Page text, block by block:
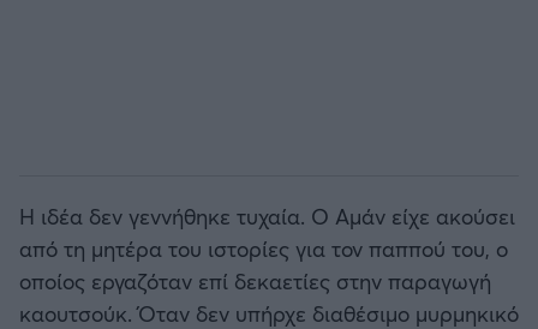
Η ιδέα δεν γεννήθηκε τυχαία. Ο Αμάν είχε ακούσει
από τη μητέρα του ιστορίες για τον παππού του, ο
οποίος εργαζόταν επί δεκαετίες στην παραγωγή
καουτσούκ. Όταν δεν υπήρχε διαθέσιμο μυρμηκικό